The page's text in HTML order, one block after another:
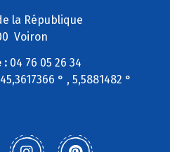
la République
Voiron
:04 76 05 26 34
° , 5,5881482 °